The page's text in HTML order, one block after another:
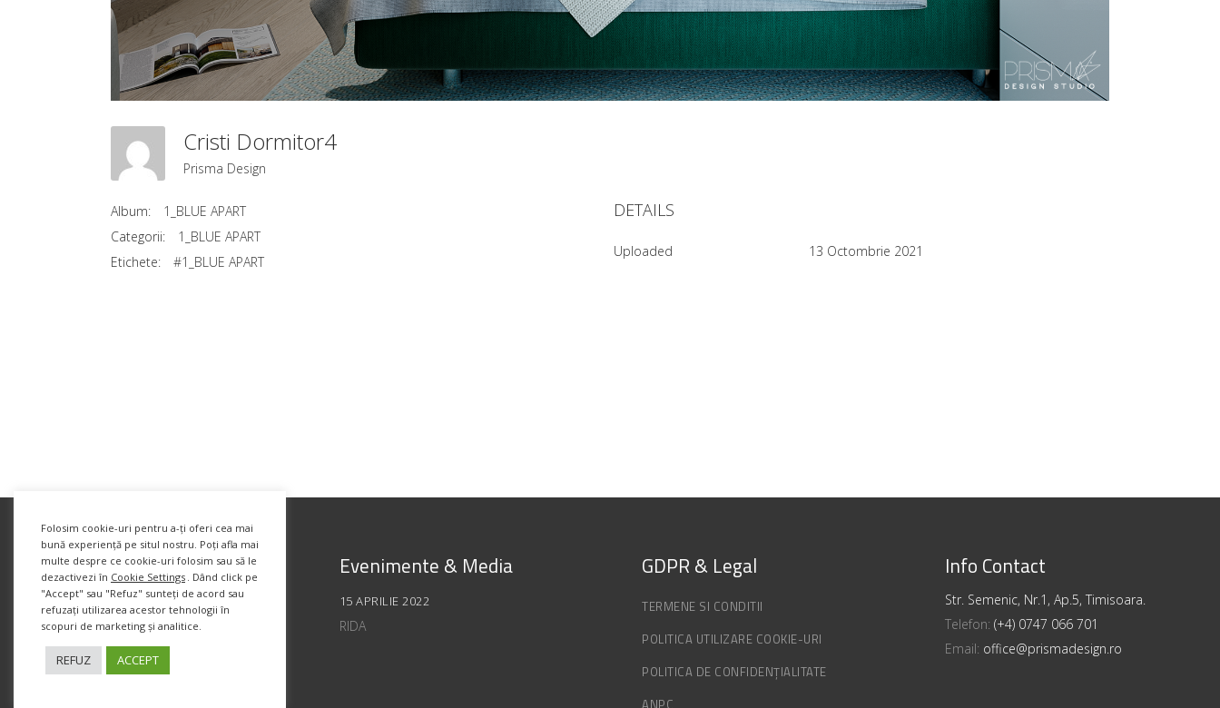
Cristi Dormitor4
Prisma Design
Album:
1_BLUE APART
Categorii:
1_BLUE APART
Etichete:
#1_BLUE APART
DETAILS
Uploaded 13 Octombrie 2021
Evenimente & Media
15 APRILIE 2022
RIDA
GDPR & Legal
TERMENE SI CONDITII
POLITICA UTILIZARE COOKIE-URI
POLITICA DE CONFIDENȚIALITATE
Info Contact
Str. Semenic, Nr.1, Ap.5, Timisoara.
Telefon: (+4) 0747 066 701
Email: office@prismadesign.ro
Folosim cookie-uri pentru a-ți oferi cea mai
bună experiență pe situl nostru. Poți afla mai
multe despre ce cookie-uri folosim sau să le
dezactivezi în Cookie Settings . Dând click pe
"Accept" sau "Refuz" sunteți de acord sau
refuzați utilizarea acestor tehnologii în
scopuri de marketing și analitice.
REFUZ ACCEPT